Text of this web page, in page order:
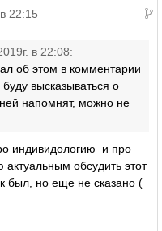
22:15
в 22:08:
об этом в комментарии
высказываться о
напомнят, можно не
индивидологию и про
обсудить этот
был, но еще не сказано (